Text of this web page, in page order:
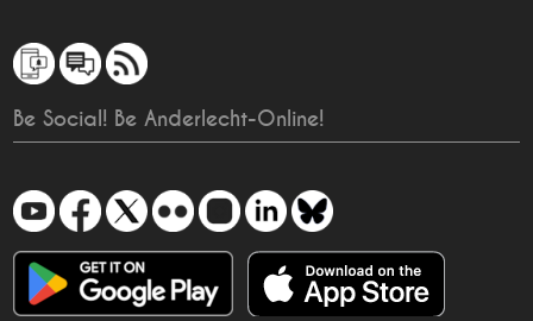
Be Social! Be Anderlecht-Online!